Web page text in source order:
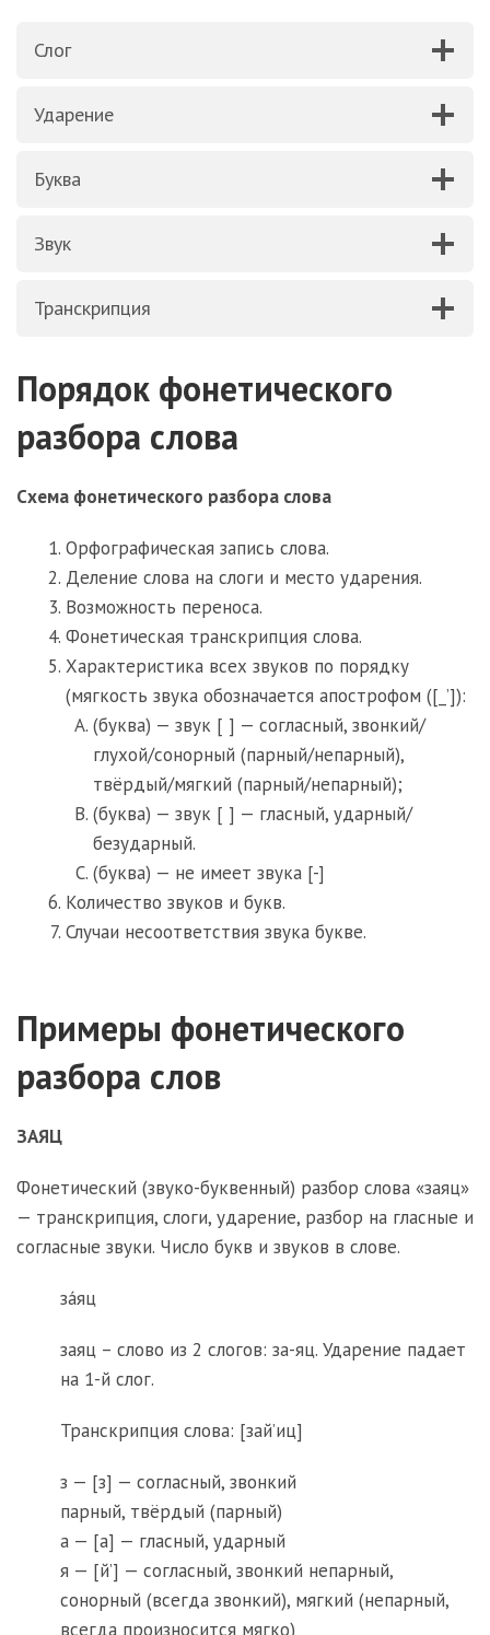
Слог
Ударение
Буква
Звук
Транскрипция
Порядок фонетического
разбора слова
Схема фонетического разбора слова
Орфографическая запись слова.
Деление слова на слоги и место ударения.
Возможность переноса.
Фонетическая транскрипция слова.
Характеристика всех звуков по порядку
(мягкость звука обозначается апострофом ([_’]):
(буква) — звук [ ] — согласный, звонкий/
глухой/сонорный (парный/непарный),
твёрдый/мягкий (парный/непарный);
(буква) — звук [ ] — гласный, ударный/
безударный.
(буква) — не имеет звука [-]
Количество звуков и букв.
Случаи несоответствия звука букве.
Примеры фонетического
разбора слов
ЗАЯЦ
Фонетический (звуко-буквенный) разбор слова «заяц»
— транскрипция, слоги, ударение, разбор на гласные и
согласные звуки. Число букв и звуков в слове.
за́яц
заяц – слово из 2 слогов: за-яц. Ударение падает
на 1-й слог.
Транскрипция слова: [зай’иц]
з — [з] — согласный, звонкий
парный, твёрдый (парный)
а — [а] — гласный, ударный
я — [й’] — согласный, звонкий непарный,
сонорный (всегда звонкий), мягкий (непарный,
всегда произносится мягко)